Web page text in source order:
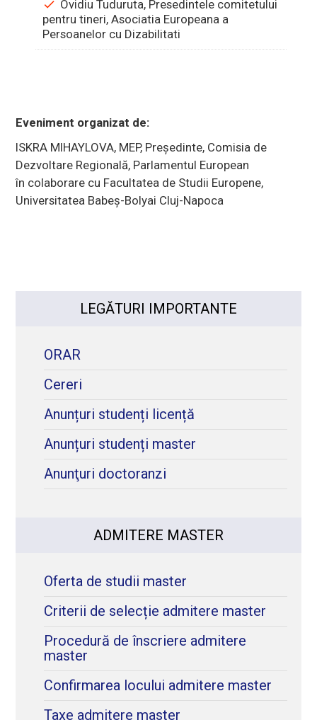
Ovidiu Tuduruta, Presedintele comitetului
pentru tineri, Asociatia Europeana a
Persoanelor cu Dizabilitati
Eveniment organizat de:
ISKRA MIHAYLOVA, MEP, Președinte, Comisia de
Dezvoltare Regională, Parlamentul European
în colaborare cu Facultatea de Studii Europene,
Universitatea Babeș-Bolyai Cluj-Napoca
LEGĂTURI IMPORTANTE
ORAR
Cereri
Anunțuri studenți licență
Anunțuri studenți master
Anunţuri doctoranzi
ADMITERE MASTER
Oferta de studii master
Criterii de selecție admitere master
Procedură de înscriere admitere
master
Confirmarea locului admitere master
Taxe admitere master